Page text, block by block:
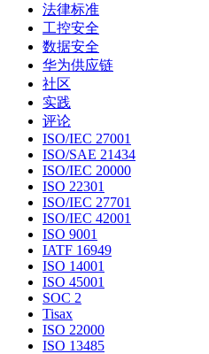
法律标准
工控安全
数据安全
华为供应链
社区
实践
评论
ISO/IEC 27001
ISO/SAE 21434
ISO/IEC 20000
ISO 22301
ISO/IEC 27701
ISO/IEC 42001
ISO 9001
IATF 16949
ISO 14001
ISO 45001
SOC 2
Tisax
ISO 22000
ISO 13485